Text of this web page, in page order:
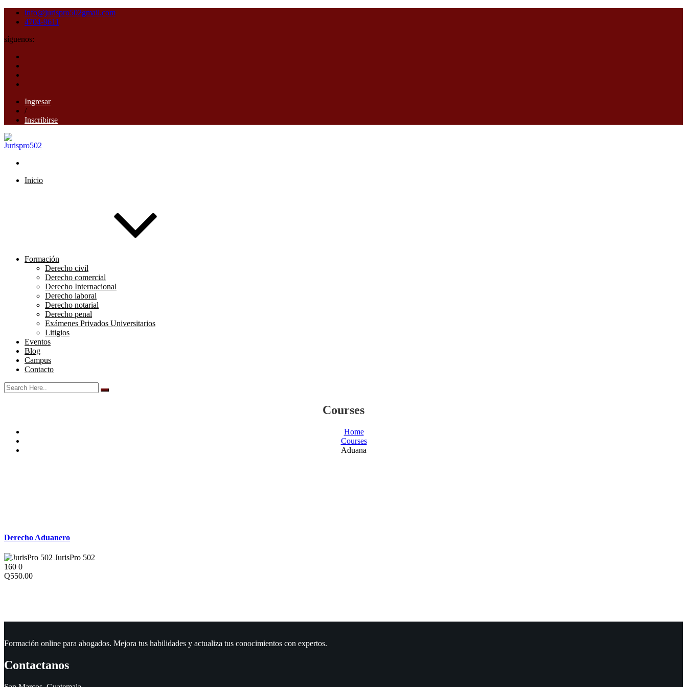
info@jurispro502gmail.com
4704-9611
síguenos:
Ingresar
/
Inscribirse
Inicio
Formación
Derecho civil
Derecho comercial
Derecho Internacional
Derecho laboral
Derecho notarial
Derecho penal
Exámenes Privados Universitarios
Litigios
Eventos
Blog
Campus
Contacto
Courses
Home
Courses
Aduana
Derecho Aduanero
JurisPro 502
160 0
Q550.00
Formación online para abogados. Mejora tus habilidades y actualiza tus conocimientos con expertos.
Contactanos